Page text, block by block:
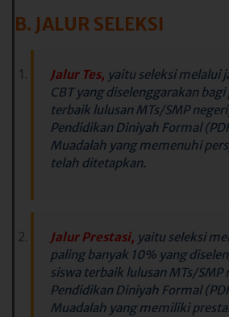
B. JALUR SELEKSI
Jalur Tes, yaitu seleksi melalui
CBT yang diselenggarakan
terbaik lulusan MTs/SMP
Pendidikan Diniyah Formal
Muadalah yang memenuhi
telah ditetapkan.
Jalur Prestasi, yaitu seleksi
paling banyak 10% yang
siswa terbaik lulusan MTs/SMP
Pendidikan Diniyah Formal
Muadalah yang memiliki